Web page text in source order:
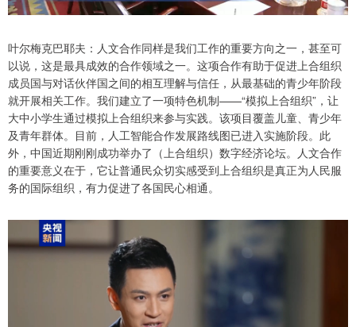
叶尔梅克巴耶夫：人文合作同样是我们工作的重要方向之一，甚至可
以说，这是最具成效的合作领域之一。这项合作有助于促进上合组织
成员国与对话伙伴国之间的相互理解与信任，从最基础的青少年阶段
就开展相关工作。我们建立了一项特色机制——“模拟上合组织”，让
大中小学生通过模拟上合组织来参与实践。该项目覆盖儿童、青少年
及青年群体。目前，人工智能合作发展路线图已进入实施阶段。此
外，中国近期刚刚成功举办了（上合组织）数字经济论坛。人文合作
的重要意义在于，它让普通民众切实感受到上合组织是真正为人民服
务的国际组织，有力促进了各国民心相通。